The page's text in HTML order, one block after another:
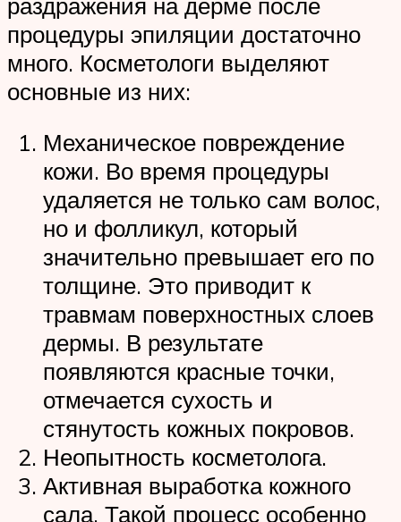
процедуры эпиляции достаточно
много. Косметологи выделяют
основные из них:
Механическое повреждение
кожи. Во время процедуры
удаляется не только сам волос,
но и фолликул, который
значительно превышает его по
толщине. Это приводит к
травмам поверхностных слоев
дермы. В результате
появляются красные точки,
отмечается сухость и
стянутость кожных покровов.
Неопытность косметолога.
Активная выработка кожного
сала. Такой процесс особенно